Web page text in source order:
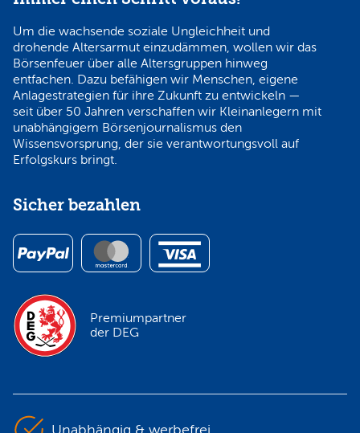
Um die wachsende soziale Ungleichheit und
drohende Altersarmut einzudämmen, wollen wir das
Börsenfeuer über alle Altersgruppen hinweg
entfachen. Dazu befähigen wir Menschen, eigene
Anlagestrategien für ihre Zukunft zu entwickeln —
seit über 50 Jahren verschaffen wir Kleinanlegern mit
unabhängigem Börsenjournalismus den
Wissensvorsprung, der sie verantwortungsvoll auf
Erfolgskurs bringt.
Sicher bezahlen
Premiumpartner
der DEG